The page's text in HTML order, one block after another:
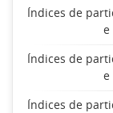
Índices de
e
Índices de
e
Índices de